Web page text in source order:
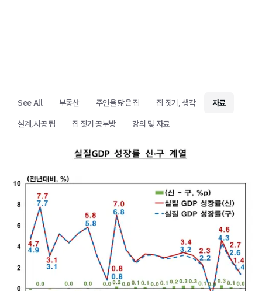
See All 부동산 주인을 닮은 집 집 짓기, 생각
자료
설계,시공 팁
집 짓기 공부방 강의 및 자료